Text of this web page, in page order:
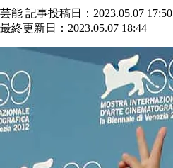
芸能 記事投稿日：2023.05.07 17:50
最終更新日：2023.05.07 18:44